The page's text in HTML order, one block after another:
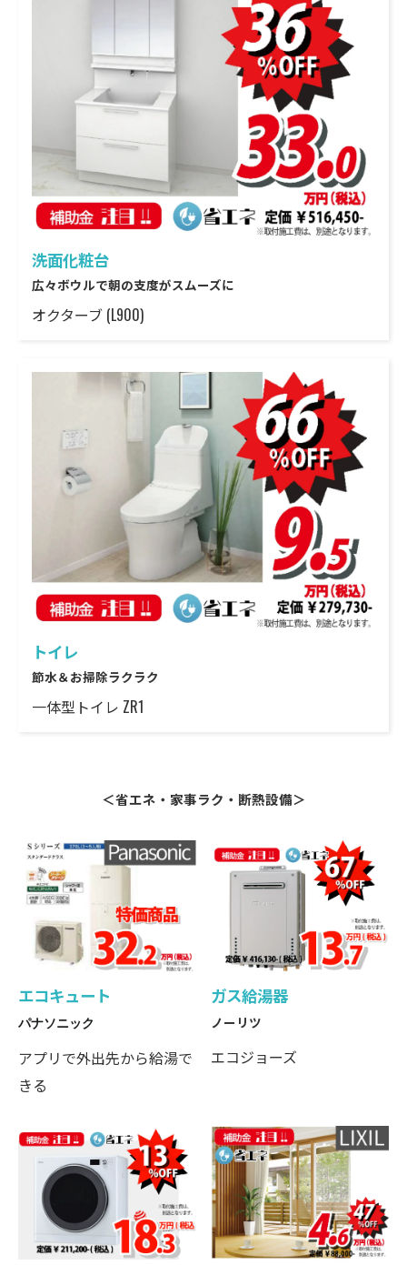
洗面化粧台
広々ボウルで朝の支度がスムーズに
オクターブ (L900)
トイレ
節水＆お掃除ラクラク
一体型トイレ ZR1
＜省エネ・家事ラク・断熱設備＞
エコキュート
パナソニック
アプリで外出先から給湯で
きる
ガス給湯器
ノーリツ
エコジョーズ